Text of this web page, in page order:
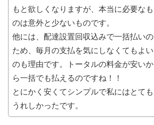
もと欲しくなりますが、本当に必要なも
のは意外と少ないものです。
他には、配達設置回収込みで一括払いの
ため、毎月の支払を気にしなくてもよい
のも理由です。トータルの料金が安いか
ら一括でも払えるのですね！！
とにかく安くてシンプルで私にはとても
うれしかったです。